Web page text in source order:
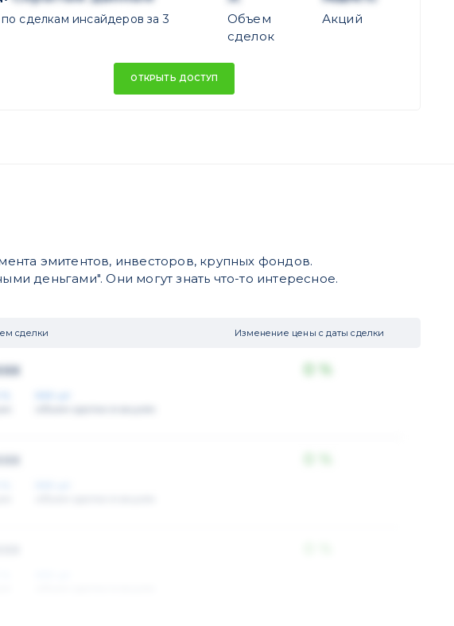
сделкам инсайдеров за 3
Объем
сделок
Акций
ОТКРЫТЬ ДОСТУП
эмитентов, инвесторов, крупных фондов.
деньгами". Они могут знать что-то интересное.
сделки Изменение цены с даты сделки
0 %